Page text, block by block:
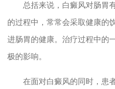
总括来说，白癜风对肠胃有
的过程中，常常会采取健康的
进肠胃的健康。治疗过程中的
极的影响。
在面对白癜风的同时，患者